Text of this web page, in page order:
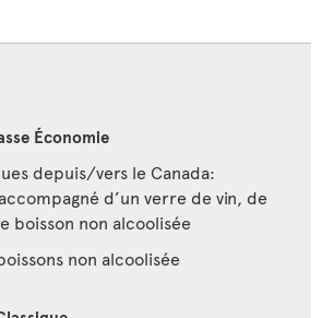
depuis/vers le Canada:
d’un verre de vin, de
boisson non alcoolisée
non alcoolisée